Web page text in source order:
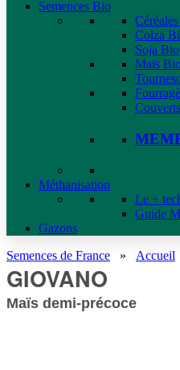
Semences Bio
Colza
Soja Bio
Maïs
Méthanisation
Le +
Guide
Gazons
Semences de France » Accueil
GIOVANO
Maïs demi-précoce